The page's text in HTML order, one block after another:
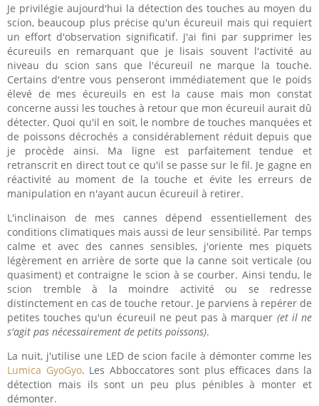
Je privilégie aujourd'hui la détection des touches au moyen du
scion, beaucoup plus précise qu'un écureuil mais qui requiert
un effort d'observation significatif. J'ai fini par supprimer les
écureuils en remarquant que je lisais souvent l'activité au
niveau du scion sans que l'écureuil ne marque la touche.
Certains d'entre vous penseront immédiatement que le poids
élevé de mes écureuils en est la cause mais mon constat
concerne aussi les touches à retour que mon écureuil aurait dû
détecter. Quoi qu'il en soit, le nombre de touches manquées et
de poissons décrochés a considérablement réduit depuis que
je procède ainsi. Ma ligne est parfaitement tendue et
retranscrit en direct tout ce qu'il se passe sur le fil. Je gagne en
réactivité au moment de la touche et évite les erreurs de
manipulation en n'ayant aucun écureuil à retirer.
L'inclinaison de mes cannes dépend essentiellement des
conditions climatiques mais aussi de leur sensibilité. Par temps
calme et avec des cannes sensibles, j'oriente mes piquets
légèrement en arrière de sorte que la canne soit verticale (ou
quasiment) et contraigne le scion à se courber. Ainsi tendu, le
scion tremble à la moindre activité ou se redresse
distinctement en cas de touche retour. Je parviens à repérer de
petites touches qu'un écureuil ne peut pas à marquer (et il ne
s'agit pas nécessairement de petits poissons).
La nuit, j'utilise une LED de scion facile à démonter comme les
Lumica GyoGyo. Les Abboccatores sont plus efficaces dans la
détection mais ils sont un peu plus pénibles à monter et
démonter.